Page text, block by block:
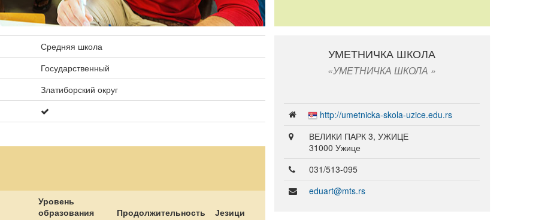
образование
Общежитие
Средняя школа
Государственный
Златиборский округ
Уровень
образования
Продолжительность
Језици
УМЕТНИЧКА ШКОЛА
УМЕТНИЧКА ШКОЛА
http://umetnicka-skola-uzice.edu.rs
ВЕЛИКИ ПАРК 3, УЖИЦЕ
31000 Ужице
031/513-095
eduart@mts.rs